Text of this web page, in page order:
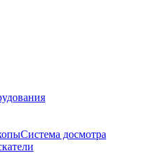
Система досмотра